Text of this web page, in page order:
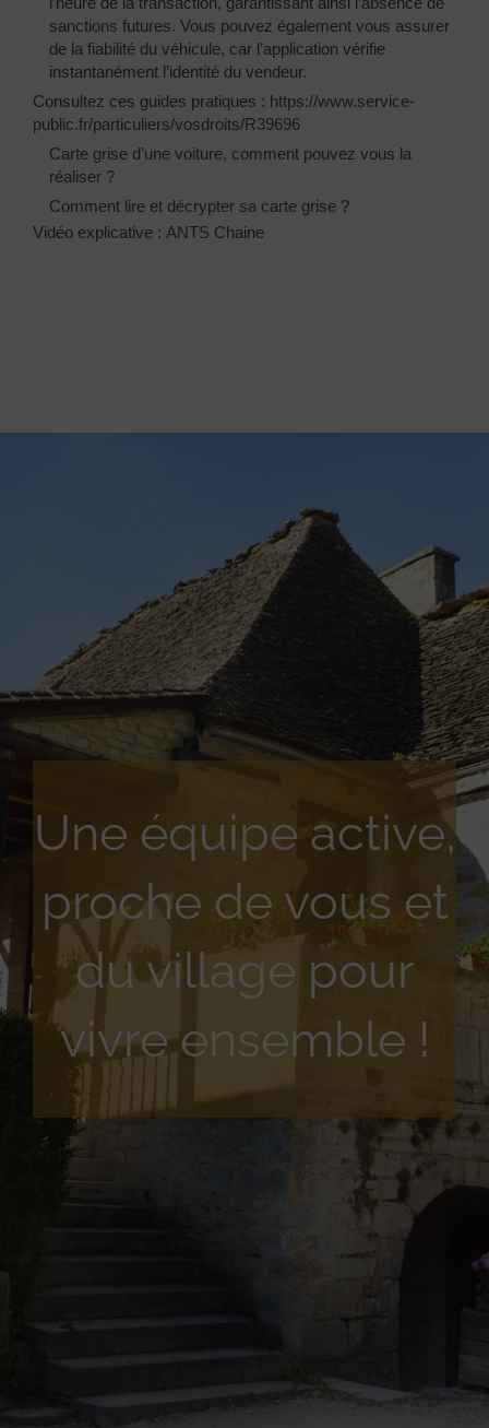
sanctions futures. Vous pouvez également vous assurer
de la fiabilité du véhicule, car l’application vérifie
instantanément l’identité du vendeur.
Consultez ces guides pratiques : https://www.service-
public.fr/particuliers/vosdroits/R39696
Carte grise d’une voiture, comment pouvez vous la
réaliser ?
Comment lire et décrypter sa carte grise ?
Vidéo explicative : ANTS Chaine
Une équipe active,
proche de vous et
du village pour
vivre ensemble !